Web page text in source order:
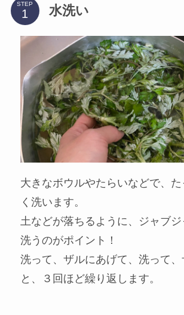
STEP 水洗い
大きなボウルやたらいなどで、た
く洗います。
土などが落ちるように、ジャブ
洗うのがポイント！
洗って、ザルにあげて、洗って
と、３回ほど繰り返します。